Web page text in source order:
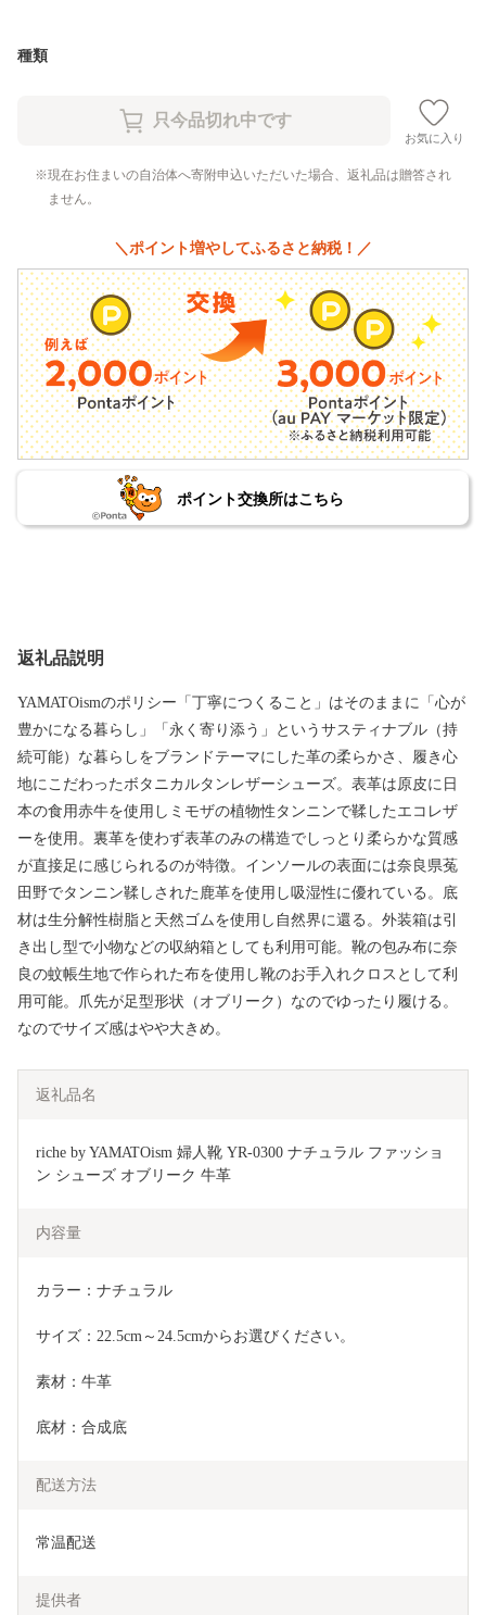
種類
お気に入り
現在お住まいの自治体へ寄附申込いただいた場合、返礼品は贈答され
ません。
＼ポイント増やしてふるさと納税！／
ポイント交換所はこちら
返礼品説明
YAMATOismのポリシー「丁寧につくること」はそのままに「心が
豊かになる暮らし」「永く寄り添う」というサスティナブル（持
続可能）な暮らしをブランドテーマにした革の柔らかさ、履き心
地にこだわったボタニカルタンレザーシューズ。表革は原皮に日
本の食用赤牛を使用しミモザの植物性タンニンで鞣したエコレザ
ーを使用。裏革を使わず表革のみの構造でしっとり柔らかな質感
が直接足に感じられるのが特徴。インソールの表面には奈良県菟
田野でタンニン鞣しされた鹿革を使用し吸湿性に優れている。底
材は生分解性樹脂と天然ゴムを使用し自然界に還る。外装箱は引
き出し型で小物などの収納箱としても利用可能。靴の包み布に奈
良の蚊帳生地で作られた布を使用し靴のお手入れクロスとして利
用可能。爪先が足型形状（オブリーク）なのでゆったり履ける。
なのでサイズ感はやや大きめ。
返礼品名
riche by YAMATOism 婦人靴 YR-0300 ナチュラル ファッショ
ン シューズ オブリーク 牛革
内容量
カラー：ナチュラル
サイズ：22.5cm～24.5cmからお選びください。
素材：牛革
底材：合成底
配送方法
常温配送
提供者